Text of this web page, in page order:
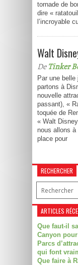
tornade de
dire «
l’incroyable
Walt
DeTinker
Par une belle
partons à
nouvelle
passant), «
toquée de
« Walt
nous allons à
place pour
RECHERCHER
ARTICLES
Que faut-il
Canyon
Parcs
qui font
Que faire à